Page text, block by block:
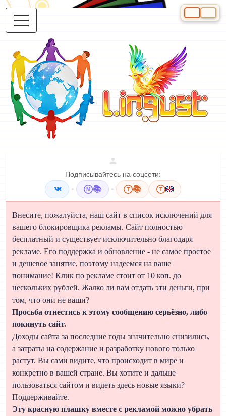
Подписывайтесь на соцсети:
• M 📚 • T 📚 T
Внесите, пожалуйста, наш сайт в список исключений для
вашего блокировщика рекламы. Сайт полностью
бесплатный и существует исключительно благодаря
рекламе. Его поддержка и обновление - не самое простое
и дешевое занятие, поэтому надеемся на ваше
понимание! Клик по рекламе стоит от 10 коп. до
нескольких рублей. Жалко ли вам отдать эти деньги, при
том, что они не ваши?
Просьба отнестись к этому сообщению серьёзно, либо
покинуть сайт.
Доходы сайта за последние годы значительно снизились,
а затраты на содержание и разработку нового только
растут. Вы сами видите, что происходит в мире и
конкретно в вашей стране. Вы хотите и дальше
пользоваться сайтом и видеть здесь новые языки?
Поддерживайте.
Эту красную плашку вместе с рекламой можно убрать